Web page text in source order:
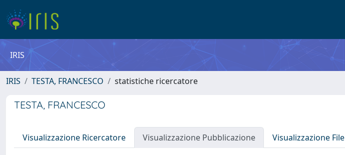
IRIS
IRIS TESTA, FRANCESCO statistiche ricercatore
TESTA, FRANCESCO
Visualizzazione Ricercatore Visualizzazione Pubblicazione Visualizzazione File